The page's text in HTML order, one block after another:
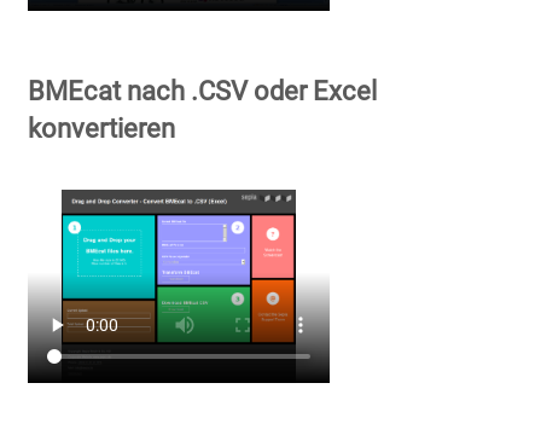
BMEcat nach .CSV oder Excel
konvertieren